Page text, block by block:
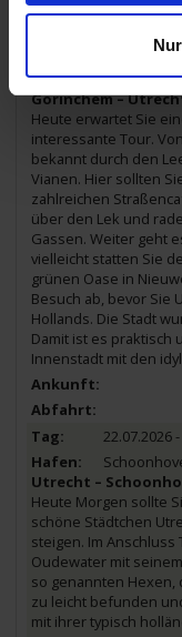
Utrecht /
Gorinchem –
Heute erwartet Sie
interessante Tour.
bekannt durch den
Vianen. Hier sollten
zahlreichen
über den Lek und
Gassen. Weiter geht
vielleicht statten Sie
grünen Oase in
Besuch ab, bevor Sie
Hollands. Die Stadt
Damit ist es praktisch
Innenstadt mit den
22.07.2026
Utrecht –
Heute Morgen sollte
schöne Städtchen
steigen. Im
Oudewater mit
so genannten
zu leicht befunden
mit ihrer typisch